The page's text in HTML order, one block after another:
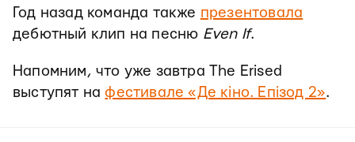
Год назад команда также презентовала
дебютный клип на песню Even If.
Напомним, что уже завтра The Erised
выступят нафестивале «Де кіно. Епізод 2».